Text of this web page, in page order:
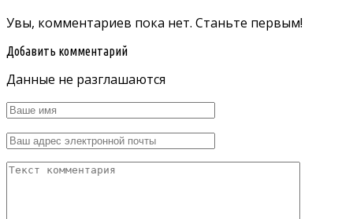
Увы, комментариев пока нет. Станьте первым!
Добавить комментарий
Данные не разглашаются